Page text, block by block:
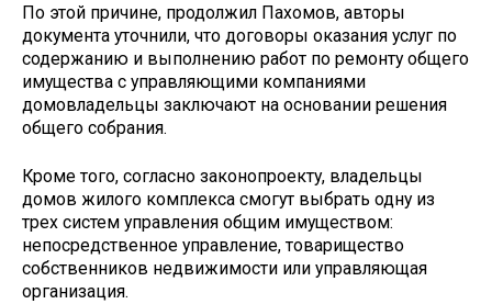
По этой причине, продолжил Пахомов, авторы
документа уточнили, что договоры оказания услуг по
содержанию и выполнению работ по ремонту общего
имущества с управляющими компаниями
домовладельцы заключают на основании решения
общего собрания.
Кроме того, согласно законопроекту, владельцы
домов жилого комплекса смогут выбрать одну из
трех систем управления общим имуществом:
непосредственное управление, товарищество
собственников недвижимости или управляющая
организация.